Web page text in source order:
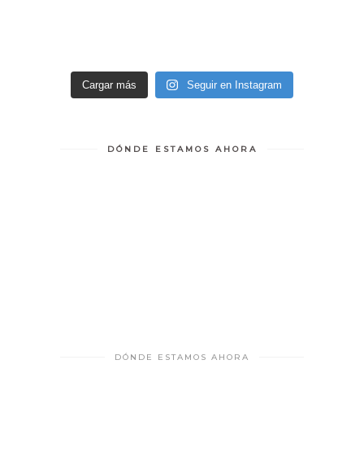
Cargar más Seguir en Instagram
DÓNDE ESTAMOS AHORA
DÓNDE ESTAMOS AHORA